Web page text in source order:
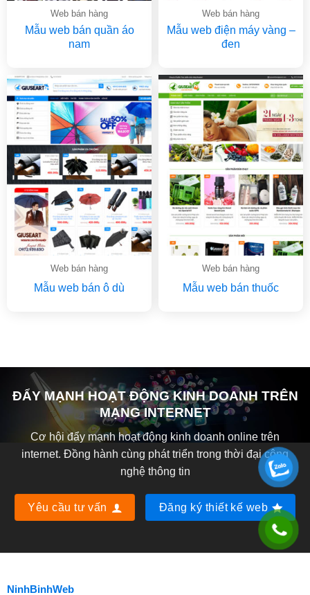
Web bán hàng
Mẫu web bán quần áo
nam
Web bán hàng
Mẫu web điện máy vàng –
đen
Web bán hàng
Mẫu web bán ô dù
Web bán hàng
Mẫu web bán thuốc
ĐẨY MẠNH HOẠT ĐỘNG KINH DOANH TRÊN
MẠNG INTERNET
Cơ hội đẩy mạnh hoạt động kinh doanh online trên
internet. Đồng hành cùng phát triển trong thời đại công
nghệ thông tin
Yêu cầu tư vấn Đăng ký thiết kế web
NinhBinhWeb